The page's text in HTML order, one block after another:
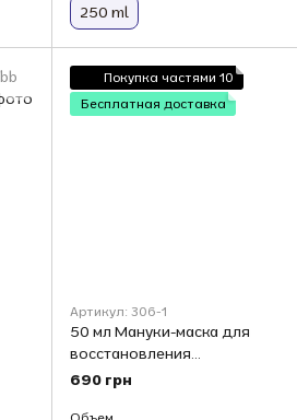
250 ml
Покупка частями 10
Бесплатная доставка
Артикул: 306-1
50 мл Мануки-маска для
восстановления
микробиому и
690 грн